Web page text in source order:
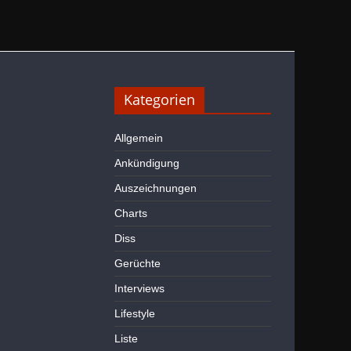
Kategorien
Allgemein
Ankündigung
Auszeichnungen
Charts
Diss
Gerüchte
Interviews
Lifestyle
Liste